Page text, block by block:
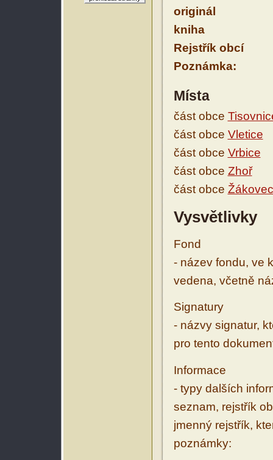
originál
kniha
Rejstřík obcí
Poznámka:
Místa
část obce
část obce Vletice
část obce Vrbice
část obce Zhoř
část obce
Vysvětlivky
Fond
- název fondu, ve
vedena, včetně
Signatury
- názvy signatur,
pro tento
Informace
- typy dalších
seznam, rejstřík
jmenný rejstřík,
poznámky: